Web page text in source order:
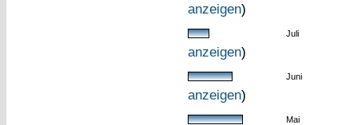
anzeigen)
Juli
anzeigen)
Juni
anzeigen)
Mai